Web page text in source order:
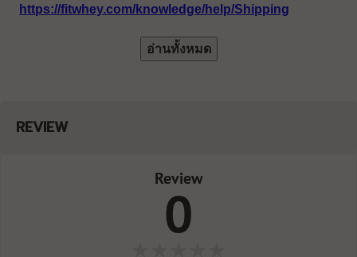
https://fitwhey.com/knowledge/help/Shipping
อ่านทั้งหมด
REVIEW
Review
0